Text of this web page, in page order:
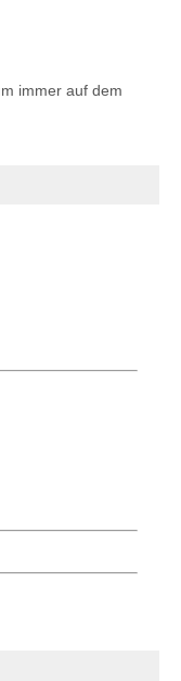
immer auf dem